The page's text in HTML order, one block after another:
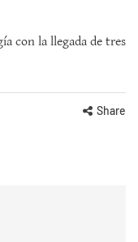
con la llegada de tres
Share